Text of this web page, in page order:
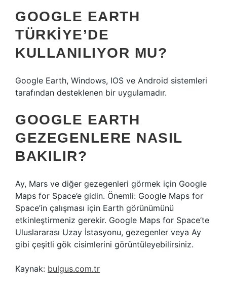
GOOGLE EARTH
TÜRKIYE’DE
KULLANILIYOR MU?
Google Earth, Windows, IOS ve Android sistemleri
tarafından desteklenen bir uygulamadır.
GOOGLE EARTH
GEZEGENLERE NASIL
BAKILIR?
Ay, Mars ve diğer gezegenleri görmek için Google
Maps for Space’e gidin. Önemli: Google Maps for
Space’in çalışması için Earth görünümünü
etkinleştirmeniz gerekir. Google Maps for Space’te
Uluslararası Uzay İstasyonu, gezegenler veya Ay
gibi çeşitli gök cisimlerini görüntüleyebilirsiniz.
Kaynak: bulgus.com.tr